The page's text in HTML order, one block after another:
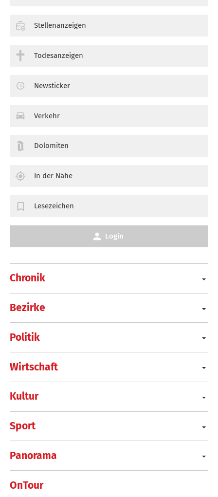
Chronik
Bezirke
Politik
Wirtschaft
Kultur
Sport
Panorama
OnTour
Stellenanzeigen
Todesanzeigen
Newsticker
Verkehr
Dolomiten
In der Nähe
Lesezeichen
Login